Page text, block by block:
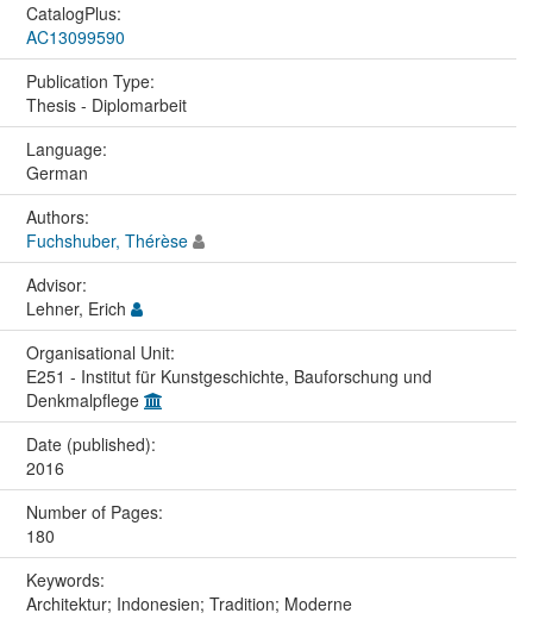
CatalogPlus:
AC13099590
Publication Type:
Thesis - Diplomarbeit
Language:
German
Authors:
Fuchshuber, Thérèse
Advisor:
Lehner, Erich
Organisational Unit:
E251 - Institut für Kunstgeschichte, Bauforschung und
Denkmalpflege
Date (published):
2016
Number of Pages:
180
Keywords:
Architektur; Indonesien; Tradition; Moderne